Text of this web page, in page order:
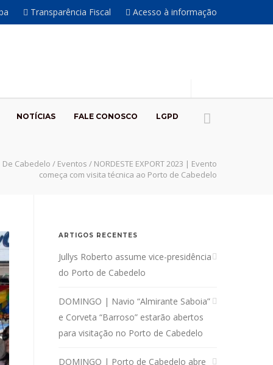
Transparência Fiscal Acesso à informação
NOTÍCIAS FALE CONOSCO LGPD
De Cabedelo / Eventos / NORDESTE EXPORT 2023 | Evento
começa com visita técnica ao Porto de Cabedelo
ARTIGOS RECENTES
Jullys Roberto assume vice-presidência
do Porto de Cabedelo
DOMINGO | Navio “Almirante Saboia”
e Corveta “Barroso” estarão abertos
para visitação no Porto de Cabedelo
DOMINGO | Porto de Cabedelo abre